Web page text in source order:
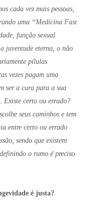
cada vez mais pessoas,
uma “Medicina Fast
função sexual
juventude eterna, o não
pílulas
vezes pagam uma
ser a cura para a sua
Existe certo ou errado?
seus caminhos e tem
entre certo ou errado
sendo que existem
o rumo é preciso
é justa?